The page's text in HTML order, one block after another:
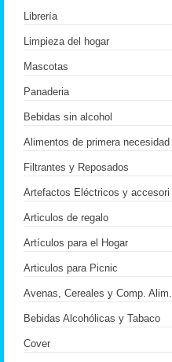
Librería
Limpieza del hogar
Mascotas
Panaderia
Bebidas sin alcohol
Alimentos de primera necesidad
Filtrantes y Reposados
Artefactos Eléctricos y accesori
Articulos de regalo
Artículos para el Hogar
Articulos para Picnic
Avenas, Cereales y Comp. Alim.
Bebidas Alcohólicas y Tabaco
Cover